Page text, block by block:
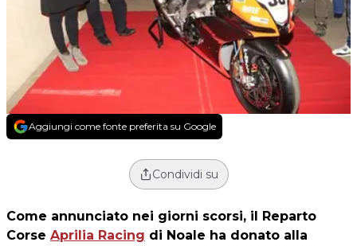
Aggiungi come fonte preferita su Google
Condividi su
Come annunciato nei giorni scorsi, il Reparto
Corse Aprilia Racing di Noale ha donato alla